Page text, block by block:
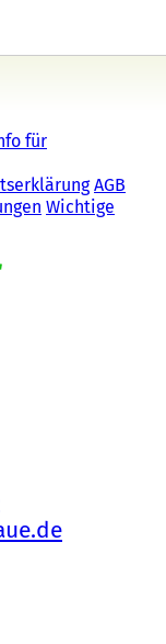
für
AGB
Wichtige